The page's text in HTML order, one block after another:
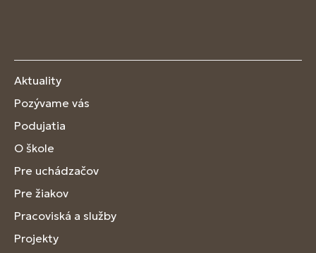
Aktuality
Pozývame vás
Podujatia
O škole
Pre uchádzačov
Pre žiakov
Pracoviská a služby
Projekty